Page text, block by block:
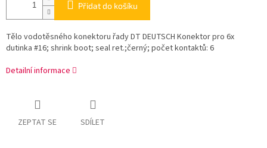
Přidat do košíku
Tělo vodotěsného konektoru řady DT DEUTSCH Konektor pro 6x
dutinka #16; shrink boot; seal ret.;černý; počet kontaktů: 6
Detailní informace
ZEPTAT SE SDÍLET